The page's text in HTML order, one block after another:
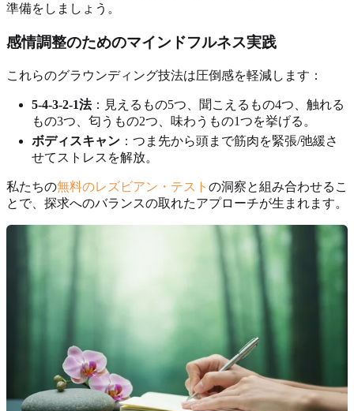
準備をしましょう。
感情調整のためのマインドフルネス実践
これらのグラウンディング技法は圧倒感を軽減します：
5-4-3-2-1法：見えるもの5つ、聞こえるもの4つ、触れる
もの3つ、匂うもの2つ、味わうもの1つを挙げる。
ボディスキャン ：つま先から頭まで筋肉を緊張/弛緩さ
せてストレスを解放。
私たちの無料のレズビアン・テスト の洞察と組み合わせるこ
とで、探求へのバランスの取れたアプローチが生まれます。